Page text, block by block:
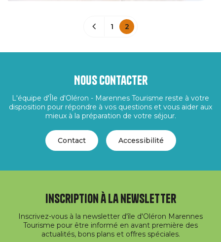
1 2
Nous contacter
L'équipe d'Île d'Oléron - Marennes Tourisme reste à votre
disposition pour répondre à vos questions et vous aider aux
mieux à la préparation de votre séjour.
Contact Accessibilité
Inscription à la newsletter
Inscrivez-vous à la newsletter d'île d'Oléron Marennes
Tourisme pour être informé en avant première des
actualités, bons plans et offres spéciales.